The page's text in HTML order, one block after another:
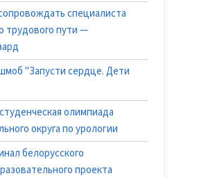
специалиста
трудового пути —
"Запусти сердце. Дети
олимпиада
округа по урологии
белорусского
проекта